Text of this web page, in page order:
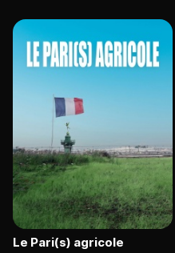
Le Pari(s) agricole